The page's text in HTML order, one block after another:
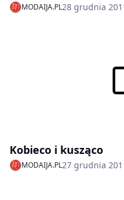
MODAIJA.PL28 grudnia
Kobieco i kusząco
MODAIJA.PL27 grudnia